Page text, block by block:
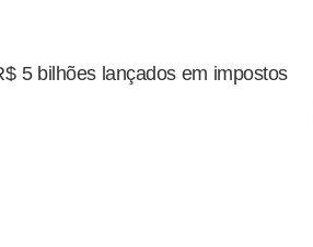
5 bilhões lançados em impostos